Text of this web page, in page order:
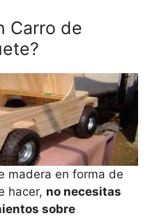
Carro de
madera en forma de
hacer, no necesitas
sobre